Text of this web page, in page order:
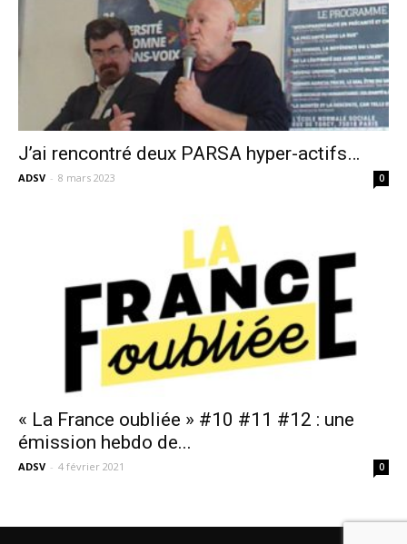
J’ai rencontré deux PARSA hyper-actifs…
ADSV - 8 mars 2023 0
« La France oubliée » #10 #11 #12 : une
émission hebdo de...
ADSV - 4 février 2021 0